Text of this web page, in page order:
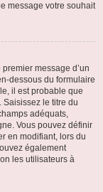
message votre souhait
message d’un
dessous du formulaire
il est probable que
Saisissez le titre du
adéquats,
Vous pouvez définir
en modifiant, lors du
également
les utilisateurs à